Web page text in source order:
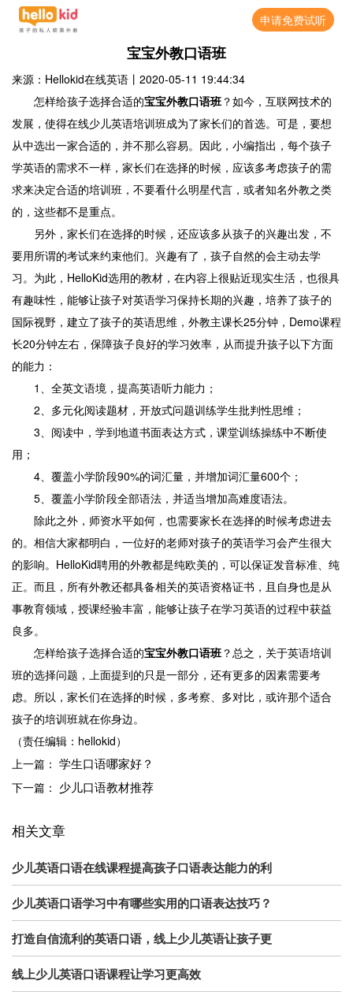
申请免费试听
宝宝外教口语班
来源：Hellokid在线英语 丨 2020-05-11 19:44:34
怎样给孩子选择合适的宝宝外教口语班？如今，互联网技术的
发展，使得在线少儿英语培训班成为了家长们的首选。可是，要想
从中选出一家合适的，并不那么容易。因此，小编指出，每个孩子
学英语的需求不一样，家长们在选择的时候，应该多考虑孩子的需
求来决定合适的培训班，不要看什么明星代言，或者知名外教之类
的，这些都不是重点。
另外，家长们在选择的时候，还应该多从孩子的兴趣出发，不
要用所谓的考试来约束他们。兴趣有了，孩子自然的会主动去学
习。为此，HelloKid选用的教材，在内容上很贴近现实生活，也很具
有趣味性，能够让孩子对英语学习保持长期的兴趣，培养了孩子的
国际视野，建立了孩子的英语思维，外教主课长25分钟，Demo课程
长20分钟左右，保障孩子良好的学习效率，从而提升孩子以下方面
的能力：
1、全英文语境，提高英语听力能力；
2、多元化阅读题材，开放式问题训练学生批判性思维；
3、阅读中，学到地道书面表达方式，课堂训练操练中不断使
用；
4、覆盖小学阶段90%的词汇量，并增加词汇量600个；
5、覆盖小学阶段全部语法，并适当增加高难度语法。
除此之外，师资水平如何，也需要家长在选择的时候考虑进去
的。相信大家都明白，一位好的老师对孩子的英语学习会产生很大
的影响。HelloKid聘用的外教都是纯欧美的，可以保证发音标准、纯
正。而且，所有外教还都具备相关的英语资格证书，且自身也是从
事教育领域，授课经验丰富，能够让孩子在学习英语的过程中获益
良多。
怎样给孩子选择合适的宝宝外教口语班？总之，关于英语培训
班的选择问题，上面提到的只是一部分，还有更多的因素需要考
虑。所以，家长们在选择的时候，多考察、多对比，或许那个适合
孩子的培训班就在你身边。
（责任编辑：hellokid）
上一篇： 学生口语哪家好？
下一篇： 少儿口语教材推荐
相关文章
少儿英语口语在线课程提高孩子口语表达能力的利
少儿英语口语学习中有哪些实用的口语表达技巧？
打造自信流利的英语口语，线上少儿英语让孩子更
线上少儿英语口语课程让学习更高效